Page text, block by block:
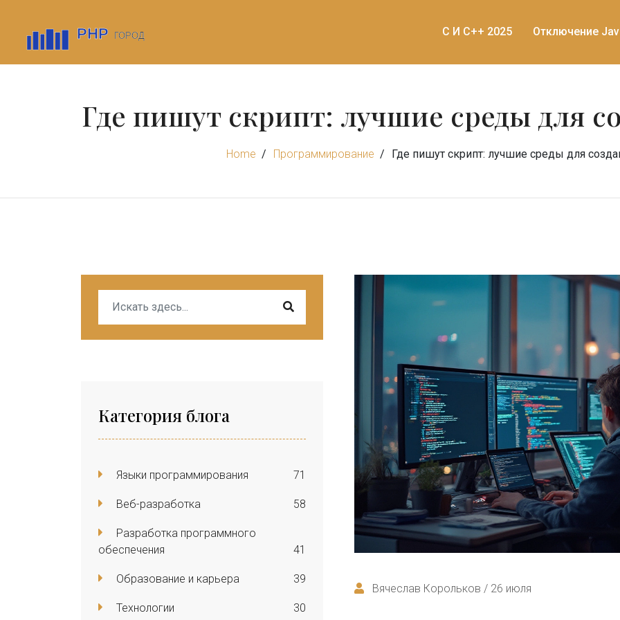
C И C++ 2025 Отключение
Где пишут скрипт: лучшие среды для
Home Программирование Где пишут скрипт: лучшие среды для
Категория блога
Языки программирования 71
Веб-разработка 58
Разработка программного
обеспечения
41
Образование и карьера 39
Технологии 30
Вячеслав Корольков / 26 июля